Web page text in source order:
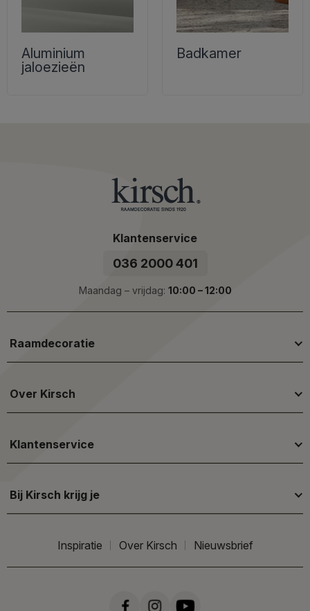
Aluminium
jaloezieën
Badkamer
Klantenservice
036 2000 401
Maandag – vrijdag: 10:00 – 12:00
Raamdecoratie
Over Kirsch
Klantenservice
Bij Kirsch krijg je
Inspiratie Over Kirsch Nieuwsbrief